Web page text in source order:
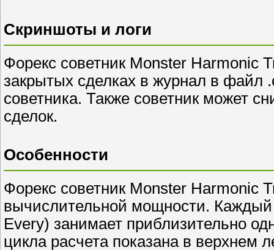
Скриншоты и логи
Форекс советник Monster Harmonic
закрытых сделках в журнал в файл
советника. Также советник может
сделок.
Особенности
Форекс советник Monster Harmonic
вычислительной мощности. Каждый
Every) занимает приблизительно
цикла расчета показана в верхнем